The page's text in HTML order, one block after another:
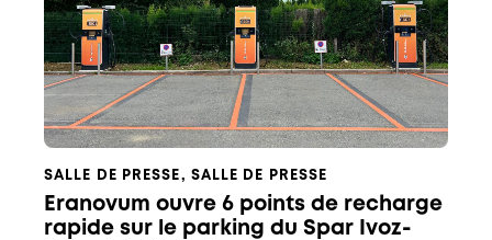
SALLE DE PRESSE, SALLE DE PRESSE
Eranovum ouvre 6 points de recharge
rapide sur le parking du Spar Ivoz-